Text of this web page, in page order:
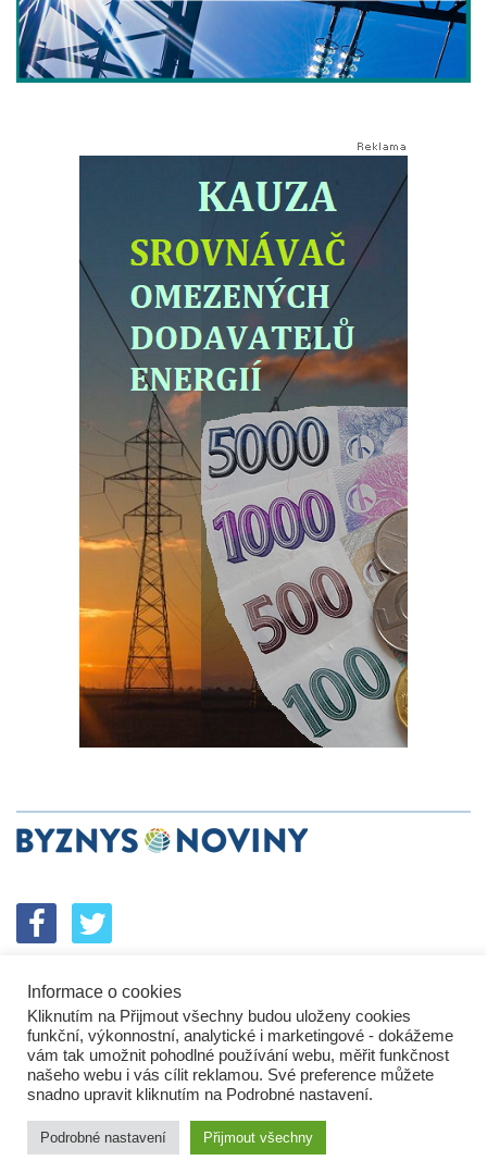
SPOLUPRÁCE PODPORA
ENERGETICKÝ SROVNÁVAČ
KORPORÁTNÍ BROUCI
PROBLÉMY FIREM
KOMUNIKAČNÍ PŘEŠLAPY
NEJHORŠÍ FIRMY
NEJLEPŠÍ FIRMY
IN&S PROJEKTY
SROVNÁVAČ
DEVELOPERSKÁ DYSTOPIE
KOMENTÁŘE
TECH&VĚDA
POLITIKA
PODNIKATELSKÉ NOVINY
HROMADNÝ ŽALOBCE
BUSINESS DAILY
Informace o cookies
Kliknutím na Přijmout všechny budou uloženy cookies
funkční, výkonnostní, analytické i marketingové - dokážeme
vám tak umožnit pohodlné používání webu, měřit funkčnost
našeho webu i vás cílit reklamou. Své preference můžete
snadno upravit kliknutím na Podrobné nastavení.
Podrobné nastavení Přijmout všechny